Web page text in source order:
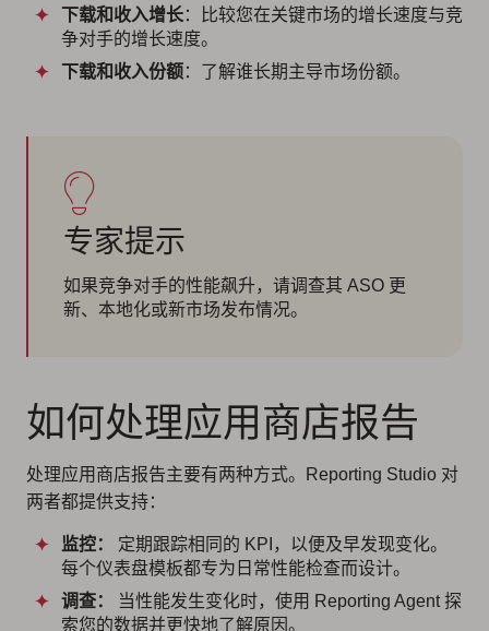
下载和收入增长：比较您在关键市场的增长速度与竞
争对手的增长速度。
下载和收入份额：了解谁长期主导市场份额。
专家提示
如果竞争对手的性能飙升，请调查其 ASO 更
新、本地化或新市场发布情况。
如何处理应用商店报告
处理应用商店报告主要有两种方式。Reporting Studio 对
两者都提供支持：
监控：
定期跟踪相同的 KPI，以便及早发现变化。
每个仪表盘模板都专为日常性能检查而设计。
调查：
当性能发生变化时，使用 Reporting Agent 探
索您的数据并更快地了解原因。